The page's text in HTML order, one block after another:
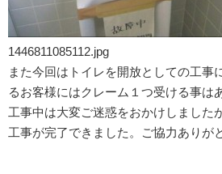
1446811085112.jpg
また今回はトイレを開放としての工事
るお客様にはクレーム１つ受ける事は
工事中は大変ご迷惑をおかけしました
工事が完了できました。ご協力ありが